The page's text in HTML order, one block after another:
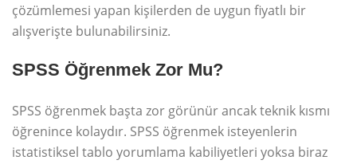
çözümlemesi yapan kişilerden de uygun fiyatlı bir
alışverişte bulunabilirsiniz.
SPSS Öğrenmek Zor Mu?
SPSS öğrenmek başta zor görünür ancak teknik kısmı
öğrenince kolaydır. SPSS öğrenmek isteyenlerin
istatistiksel tablo yorumlama kabiliyetleri yoksa biraz